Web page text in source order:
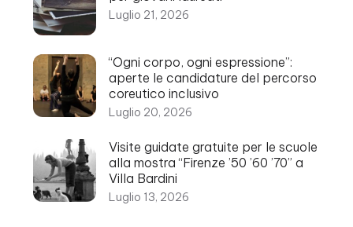
Luglio 21, 2026
“Ogni corpo, ogni espressione”:
aperte le candidature del percorso
coreutico inclusivo
Luglio 20, 2026
Visite guidate gratuite per le scuole
alla mostra “Firenze ’50 ’60 ’70” a
Villa Bardini
Luglio 13, 2026